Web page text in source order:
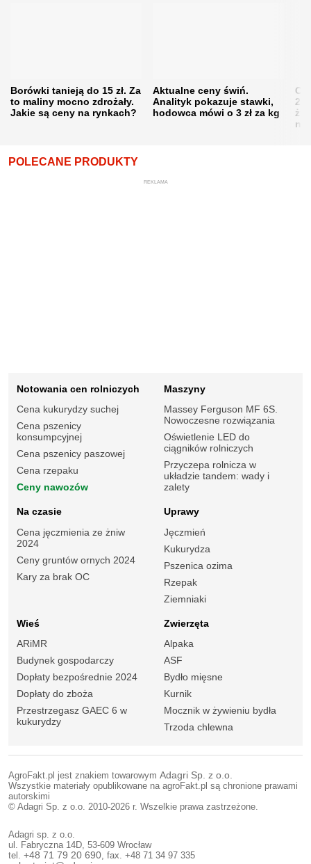
Borówki tanieją do 15 zł. Za
to maliny mocno zdrożały.
Jakie są ceny na rynkach?
Aktualne ceny świń.
Analityk pokazuje stawki,
hodowca mówi o 3 zł za kg
POLECANE PRODUKTY
REKLAMA
Notowania cen rolniczych
Cena kukurydzy suchej
Cena pszenicy
konsumpcyjnej
Cena pszenicy paszowej
Cena rzepaku
Ceny nawozów
Maszyny
Massey Ferguson MF 6S.
Nowoczesne rozwiązania
Oświetlenie LED do
ciągników rolniczych
Przyczepa rolnicza w
układzie tandem: wady i
zalety
Na czasie
Cena jęczmienia ze żniw
2024
Ceny gruntów ornych 2024
Kary za brak OC
Uprawy
Jęczmień
Kukurydza
Pszenica ozima
Rzepak
Ziemniaki
Wieś
ARiMR
Budynek gospodarczy
Dopłaty bezpośrednie 2024
Dopłaty do zboża
Przestrzegasz GAEC 6 w
kukurydzy
Zwierzęta
Alpaka
ASF
Bydło mięsne
Kurnik
Mocznik w żywieniu bydła
Trzoda chlewna
AgroFakt.pl jest znakiem towarowym Adagri Sp. z o.o.
Wszystkie materiały opublikowane na agroFakt.pl są chronione prawami
autorskimi
© Adagri Sp. z o.o. 2010-2026 r. Wszelkie prawa zastrzeżone.
Adagri sp. z o.o.
ul. Fabryczna 14D, 53-609 Wrocław
tel. +48 71 79 20 690, fax. +48 71 34 97 335